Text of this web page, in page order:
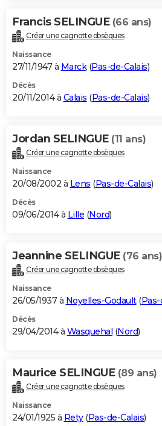
Francis SELINGUE (66 ans)
Créer une cagnotte obsèques
Naissance
27/11/1947 à Marck(Pas-de-Calais)
Décès
20/11/2014 à Calais (Pas-de-Calais)
Jordan SELINGUE (11 ans)
Créer une cagnotte obsèques
Naissance
20/08/2002 à Lens (Pas-de-Calais)
Décès
09/06/2014 à Lille (Nord)
Jeannine SELINGUE (76 ans)
Créer une cagnotte obsèques
Naissance
26/05/1937 à Noyelles-Godault(Pas-
Décès
29/04/2014 à Wasquehal (Nord)
Maurice SELINGUE (89 ans)
Créer une cagnotte obsèques
Naissance
24/01/1925 à Rety(Pas-de-Calais)